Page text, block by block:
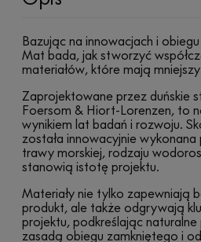
Bazując na innowacjach i
Mat bada, jak stworzyć
materiałów, które mają
Zaprojektowane przez duńskie
Foersom & Hiort-Lorenzen, to
wynikiem lat badań i rozwoju.
została innowacyjnie wykonana
trawy morskiej, rodzaju
stanowią istotę projektu.
Materiały nie tylko zapewniają
produkt, ale także odgrywają
projektu, podkreślając naturalne
zasadą obiegu zamkniętego i